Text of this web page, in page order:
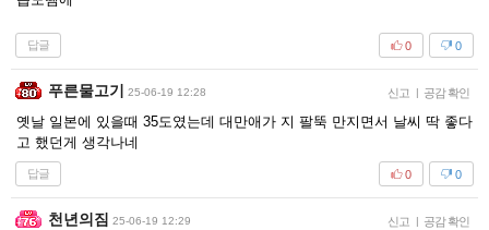
답글 0
0
푸른물고기 25-06-19 12:28 신고 | 공감 확인
옛날 일본에 있을때 35도였는데 대만애가 지 팔뚝 만지면서 날씨 딱 좋다
고 했던게 생각나네
답글 0
0
천년의짐 25-06-19 12:29 신고 | 공감 확인